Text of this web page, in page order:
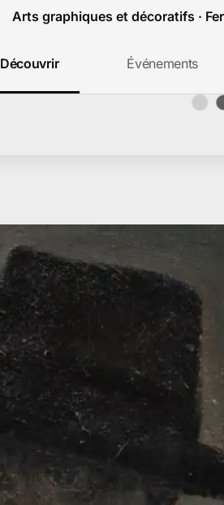
Arts graphiques et décoratifs ·
Découvrir Événements